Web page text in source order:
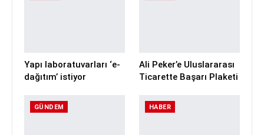
Yapı laboratuvarları ‘e-
dağıtım’ istiyor
Ali Peker’e Uluslararası
Ticarette Başarı Plaketi
GÜNDEM HABER